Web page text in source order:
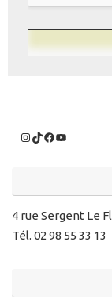
4 rue Sergent Le
Tél. 02 98 55 33 13